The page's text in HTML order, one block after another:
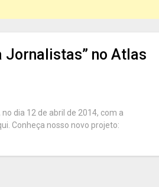
no Atlas
dia 12 de abril de 2014, com a
Conheça nosso novo projeto: